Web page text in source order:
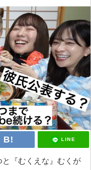
LINE
『むくえな』むくが